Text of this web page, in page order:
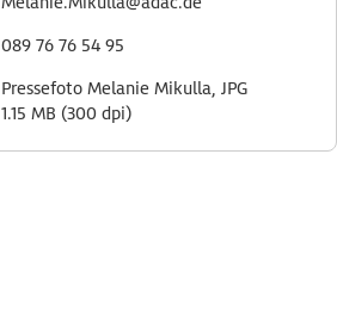
089 76 76 54 95
Pressefoto Melanie Mikulla, JPG
1.15 MB (300 dpi)